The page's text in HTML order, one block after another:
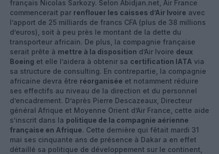
français Nicolas Sarkozy. Selon Abidjan.net, Air France
commencerait par renflouer les caisses d’Air Ivoire avec
l’apport de 25 milliards de francs CFA (plus de 38 millions
d’euros), soit à peu près le montant de la dette du
transporteur africain. De plus, la compagnie française
serait prête à mettre à la disposition d’Air Ivoire deux
Boeing et elle l’aidera à obtenir sa certification IATA via
sa structure de consulting. En contrepartie, la compagnie
africaine devra être réorganisée et notamment réduire
ses effectifs au niveau de la direction et du personnel
d’encadrement. D’après Pierre Descazeaux, Directeur
général Afrique et Moyenne Orient d’Air France, cette aide
s’inscrit dans la politique de la compagnie aérienne
française en Afrique. Cette dernière qui fêtait mardi 31
mai ses cinquante ans de présence à Dakar a en effet
détaillé sa politique de développement sur le continent,